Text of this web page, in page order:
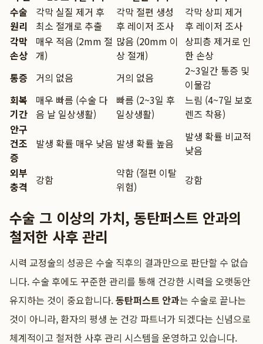
수술
원리
각막 실질 제거 후
최소 절개로 추출
각막 절편 생성
후 레이저 조사
각막 상피 제거
후 레이저 조사
각막
손상
매우 적음 (2mm 절
개)
많음 (20mm 이
상 절개)
상피층 제거로 인
한 손상
통증
거의 없음 거의 없음
2~3일간 통증 및
이물감
회복
기간
매우 빠름 (수술 다
음 날 일상생활)
빠름 (2~3일 후
일상생활)
느림 (4~7일 보호
렌즈 착용)
안구
건조
증
발생 확률 매우 낮음 발생 확률 높음
발생 확률 비교적
낮음
외부
충격
강함
약함 (절편 이탈
위험)
강함
수술 그 이상의 가치, 동탄퍼스트 안과의
철저한 사후 관리
시력 교정술의 성공은 수술 직후의 결과만으로 판단할 수 없습
니다. 수술 후에도 꾸준한 관리를 통해 건강한 시력을 오랫동안
유지하는 것이 중요합니다.동탄퍼스트 안과는 수술로 끝나는
것이 아니라, 환자의 평생 눈 건강 파트너가 되겠다는 신념으로
체계적이고 철저한 사후 관리 시스템을 운영하고 있습니다.